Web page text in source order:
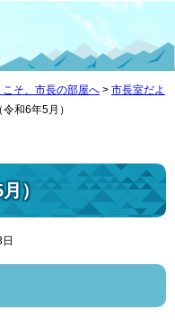
こそ、市長の部屋へ > 市長室だよ
和6年5月）
）